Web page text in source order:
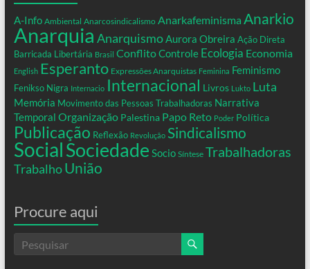
A-Info Ambiental Anarcosindicalismo Anarkafeminisma Anarkio
Anarquia AnarquismoAurora Obreira Ação Direta
Barricada Libertária Brasil ConflitoControle Ecologia Economia
English Esperanto Expressões Anarquistas Feminina Feminismo
Fenikso Nigra Internacio Internacional Livros Lukto Luta
Memória Movimento das Pessoas Trabalhadoras Narrativa
Temporal Organização Palestina Papo Reto Poder Política
Publicação Reflexão Revolução Sindicalismo
SocialSociedade Socio Síntese Trabalhadoras
Trabalho União
Procure aqui